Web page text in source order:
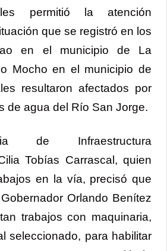
permitió la atención
que se registró en los
en el municipio de La
Mocho en el municipio de
resultaron afectados por
de agua del Río San Jorge.
de Infraestructura
Tobías Carrascal, quien
en la vía, precisó que
Orlando Benítez
trabajos con maquinaria,
seleccionado, para habilitar